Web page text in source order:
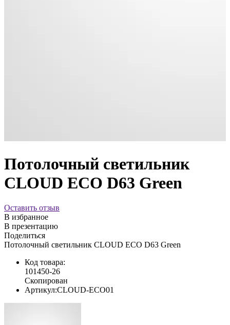
Потолочный светильник
CLOUD ECO D63 Green
Оставить отзыв
В избранное
В презентацию
Поделиться
Потолочный светильник CLOUD ECO D63 Green
Код товара:
101450-26
Скопирован
Артикул:CLOUD-ECO01